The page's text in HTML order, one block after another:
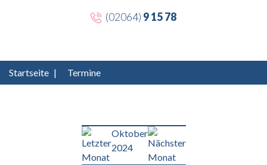
(02064) 9 15 78
Startseite | Termine
Oktober
2024